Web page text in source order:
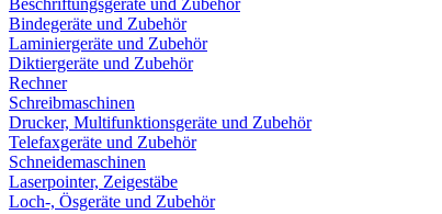
Beschriftungsgeräte und Zubehör
Bindegeräte und Zubehör
Laminiergeräte und Zubehör
Diktiergeräte und Zubehör
Rechner
Schreibmaschinen
Drucker, Multifunktionsgeräte und Zubehör
Telefaxgeräte und Zubehör
Schneidemaschinen
Laserpointer, Zeigestäbe
Loch-, Ösgeräte und Zubehör